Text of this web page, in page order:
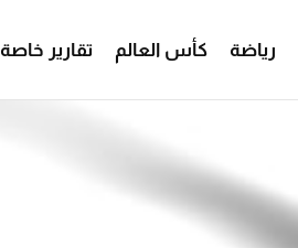
رياضة كأس العالم تقارير خاصة